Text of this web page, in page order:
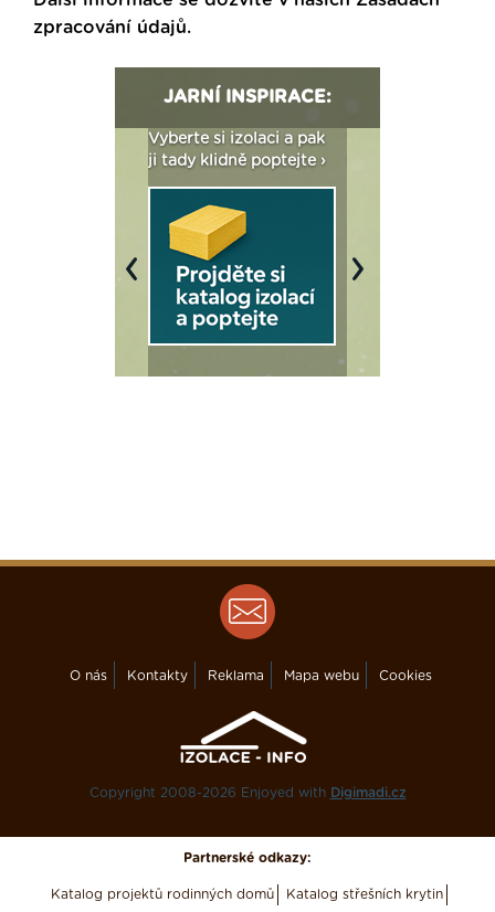
zpracování údajů.
JARNÍ INSPIRACE:
Vyberte si izolaci a pak
ji tady klidně poptejte ›
Previous Next
O nás Kontakty Reklama Mapa webu Cookies
Copyright 2008-2026 Enjoyed with Digimadi.cz
Partnerské odkazy:
Katalog projektů rodinných domů Katalog střešních krytin